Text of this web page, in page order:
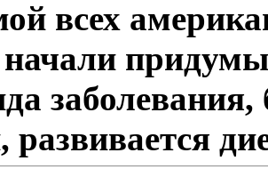
всех
развивается